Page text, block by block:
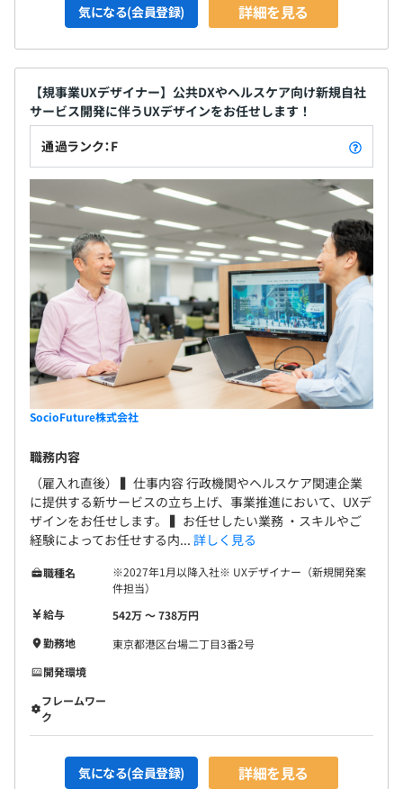
気になる(会員登録) 詳細を見る
【規事業UXデザイナー】公共DXやヘルスケア向け新規自社
サービス開発に伴うUXデザインをお任せします！
通過ランク：F
SocioFuture株式会社
職務内容
（雇入れ直後） ▍仕事内容 行政機関やヘルスケア関連企業
に提供する新サービスの立ち上げ、事業推進において、UXデ
ザインをお任せします。 ▍お任せしたい業務 ・スキルやご
経験によってお任せする内... 詳しく見る
職種名
※2027年1月以降入社※ UXデザイナー（新規開発案
件担当）
給与
542万 〜 738万円
勤務地
東京都港区台場二丁目3番2号
開発環境
フレームワー
ク
気になる(会員登録) 詳細を見る